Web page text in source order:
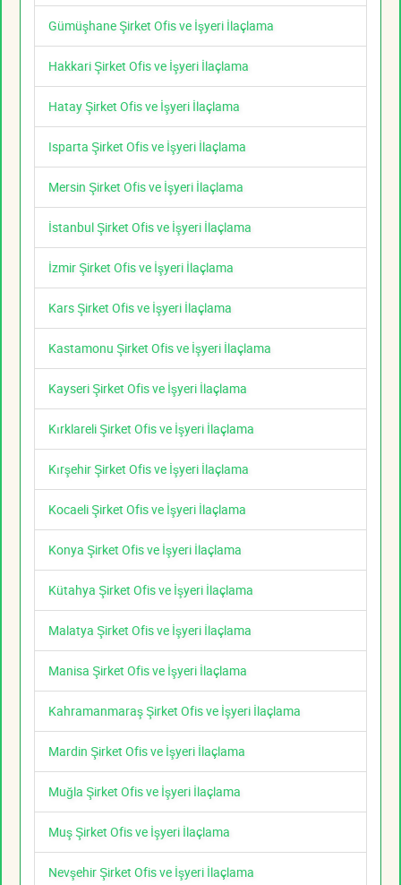
Gümüşhane Şirket Ofis ve İşyeri İlaçlama
Hakkari Şirket Ofis ve İşyeri İlaçlama
Hatay Şirket Ofis ve İşyeri İlaçlama
Isparta Şirket Ofis ve İşyeri İlaçlama
Mersin Şirket Ofis ve İşyeri İlaçlama
İstanbul Şirket Ofis ve İşyeri İlaçlama
İzmir Şirket Ofis ve İşyeri İlaçlama
Kars Şirket Ofis ve İşyeri İlaçlama
Kastamonu Şirket Ofis ve İşyeri İlaçlama
Kayseri Şirket Ofis ve İşyeri İlaçlama
Kırklareli Şirket Ofis ve İşyeri İlaçlama
Kırşehir Şirket Ofis ve İşyeri İlaçlama
Kocaeli Şirket Ofis ve İşyeri İlaçlama
Konya Şirket Ofis ve İşyeri İlaçlama
Kütahya Şirket Ofis ve İşyeri İlaçlama
Malatya Şirket Ofis ve İşyeri İlaçlama
Manisa Şirket Ofis ve İşyeri İlaçlama
Kahramanmaraş Şirket Ofis ve İşyeri İlaçlama
Mardin Şirket Ofis ve İşyeri İlaçlama
Muğla Şirket Ofis ve İşyeri İlaçlama
Muş Şirket Ofis ve İşyeri İlaçlama
Nevşehir Şirket Ofis ve İşyeri İlaçlama